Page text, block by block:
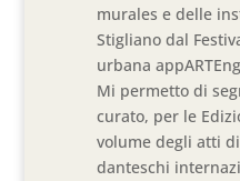
murales e delle
Stigliano dal
urbana
Mi permetto di
curato, per le
volume degli atti
danteschi